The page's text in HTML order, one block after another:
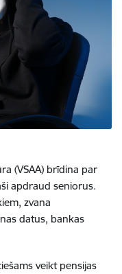
(VSAA) brīdina par
apdraud seniorus.
zvana
datus, bankas
veikt pensijas